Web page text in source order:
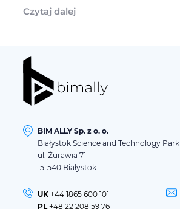
Czytaj dalej
BIM ALLY Sp. z o. o.
Białystok Science and Technology Park
ul. Żurawia 71
15-540 Białystok
UK +44 1865 600 101
PL +48 22 208 59 76